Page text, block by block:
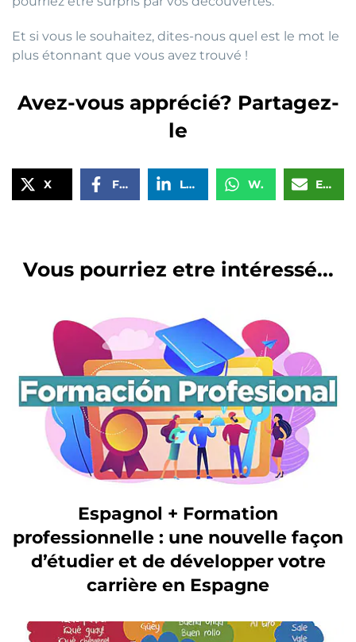
Et si vous le souhaitez, dites-nous quel est le mot le
plus étonnant que vous avez trouvé !
Avez-vous apprécié? Partagez-
le
X Facebook LinkedIn WhatsApp Email
Vous pourriez etre intéressé...
Espagnol + Formation
professionnelle : une nouvelle façon
d’étudier et de développer votre
carrière en Espagne